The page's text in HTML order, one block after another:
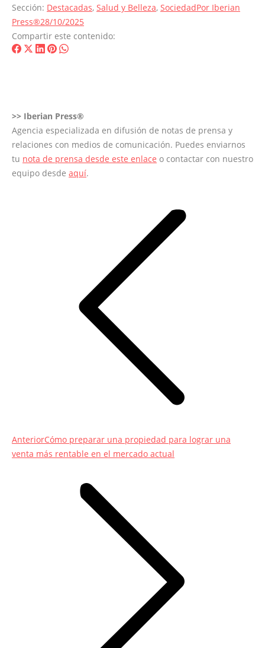
Sección: Destacadas, Salud y Belleza, SociedadPor Iberian
Press®28/10/2025
Compartir este contenido:
ShareShareShare
ShareShare
>> Iberian Press®
Agencia especializada en difusión de notas de prensa y
relaciones con medios de comunicación. Puedes enviarnos
tu nota de prensa desde este enlace o contactar con nuestro
equipo desde aquí.
AnteriorEntrada
anterior:
Cómo preparar una propiedad para lograr una
venta más rentable en el mercado actual